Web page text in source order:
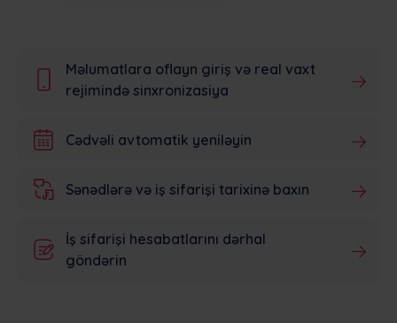
Məlumatlara oflayn giriş və real vaxt
rejimində sinxronizasiya
Cədvəli avtomatik yeniləyin
Sənədlərə və iş sifarişi tarixinə baxın
İş sifarişi hesabatlarını dərhal
göndərin